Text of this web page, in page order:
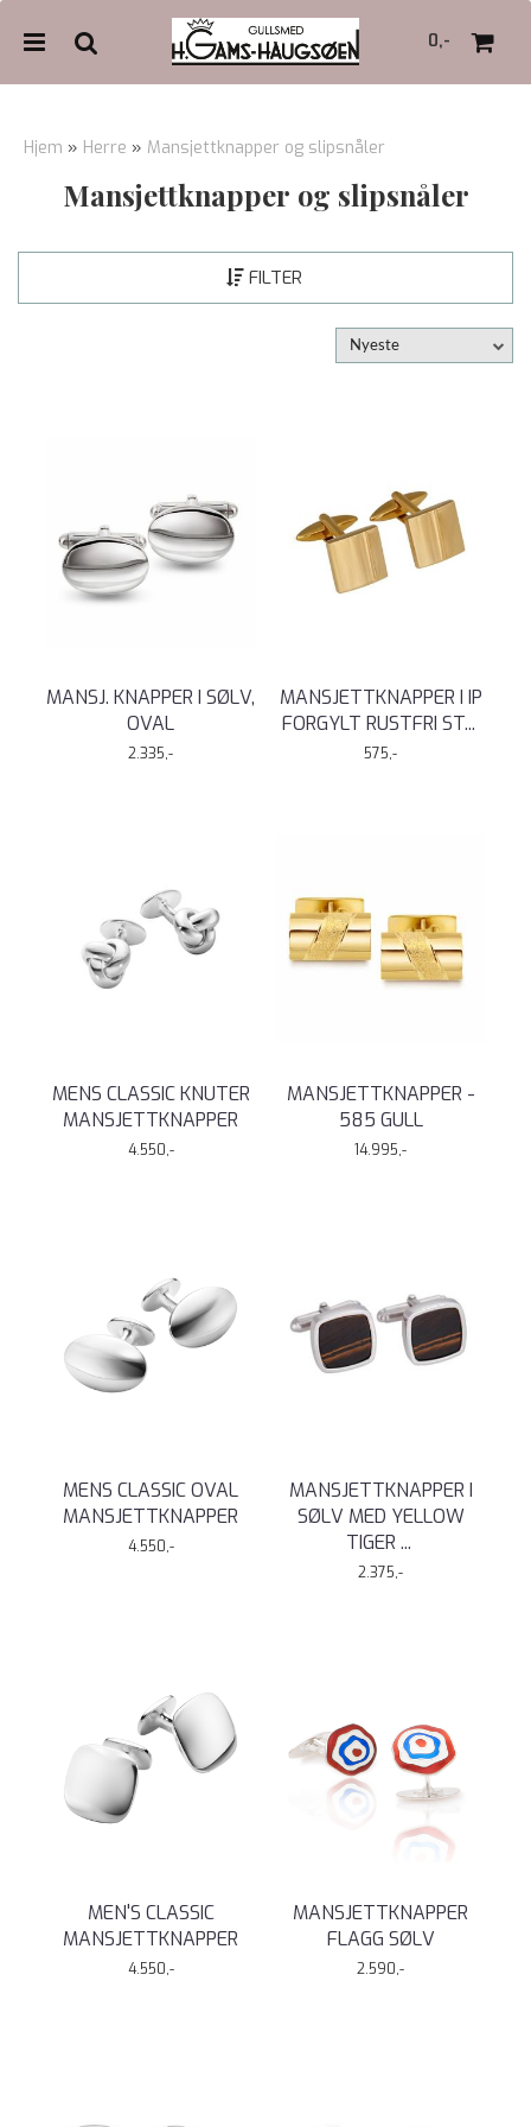
0,-
Hjem » Herre » Mansjettknapper og slipsnåler
Mansjettknapper og slipsnåler
FILTER
Nyeste
MANSJ. KNAPPER I SØLV,
OVAL
2.335,-
MANSJETTKNAPPER I IP
FORGYLT RUSTFRI ST...
575,-
MENS CLASSIC KNUTER
MANSJETTKNAPPER
4.550,-
MANSJETTKNAPPER -
585 GULL
14.995,-
MENS CLASSIC OVAL
MANSJETTKNAPPER
4.550,-
MANSJETTKNAPPER I
SØLV MED YELLOW
TIGER ...
2.375,-
MEN'S CLASSIC
MANSJETTKNAPPER
4.550,-
MANSJETTKNAPPER
FLAGG SØLV
2.590,-
Nullstill
Trykk ENTER for å søke